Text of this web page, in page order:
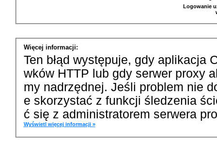
Logowanie
Więcej informacji:
Ten błąd występuje, gdy aplikacja
wków HTTP lub gdy serwer proxy
my nadrzędnej. Jeśli problem nie
e skorzystać z funkcji śledzenia
ć się z administratorem serwera
Wyświetl więcej informacji »